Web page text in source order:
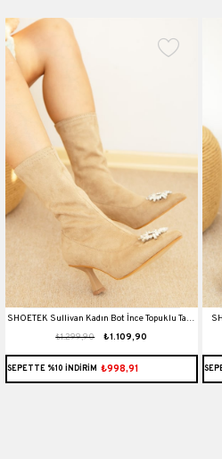
SHOETEK Sullivan Kadın Bot İnce Topuklu Taşlı
Ten Süet₺1.109,90
₺1.299,90
SEPETTE %10 İNDİRİM ₺998,91